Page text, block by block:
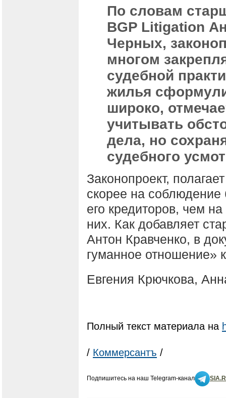
По словам
BGP Litigation
Черных,
многом
судебной
жилья
широко,
учитывать
дела, но
судебного
Законопроект,
скорее на
его кредиторов, чем
них. Как добавляет
Антон Кравченко, в
гуманное отношение»
Евгения Крючкова,
Полный текст материала на
/ Коммерсантъ /
Подпишитесь на наш Telegram-канал